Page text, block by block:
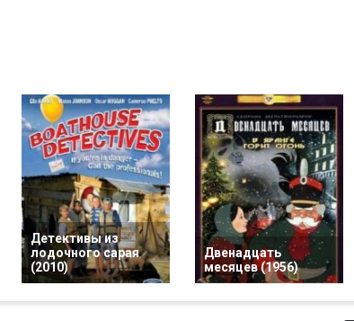
Детективы из
лодочного сарая
(2010)
Двенадцать
месяцев (1956)